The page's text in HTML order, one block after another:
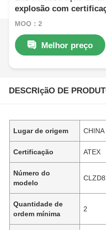
explosão com
instalações de petróleo
MOQ：2
Melhor preço
DESCRIçãO DE
Lugar de origem CHINA
Certificação ATEX
Número do
modelo
Quantidade de
ordem mínima
2